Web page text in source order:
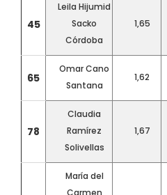
45
Leila Hijumid
Sacko
Córdoba
1,65
65
Omar Cano
Santana
1,62
78
Claudia
Ramírez
Solivellas
1,67
María del
Carmen